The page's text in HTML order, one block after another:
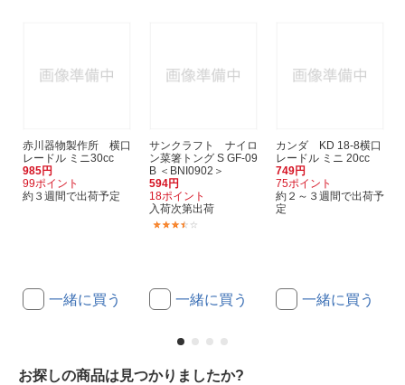
赤川器物製作所 横口
レードル ミニ30cc
985円
99ポイント
約３週間で出荷予定
一緒に買う
サンクラフト ナイロ
ン菜箸トング S GF-09
B ＜BNI0902＞
594円
18ポイント
入荷次第出荷
一緒に買う
カンダ KD 18-8横口
レードル ミニ 20cc
749円
75ポイント
約２～３週間で出荷予
定
一緒に買う
お探しの商品は見つかりましたか?